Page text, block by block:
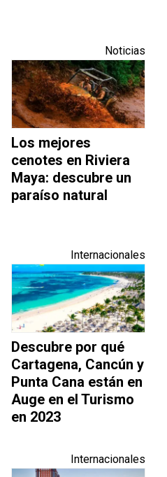
Noticias
Los mejores
cenotes en Riviera
Maya: descubre un
paraíso natural
Internacionales
Descubre por qué
Cartagena, Cancún y
Punta Cana están en
Auge en el Turismo
en 2023
Internacionales